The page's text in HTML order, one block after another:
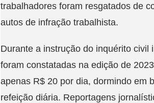
trabalhadores foram resgatados de
autos de infração trabalhista.
Durante a instrução do inquérito civil
foram constatadas na edição de
apenas R$ 20 por dia, dormindo em
refeição diária. Reportagens